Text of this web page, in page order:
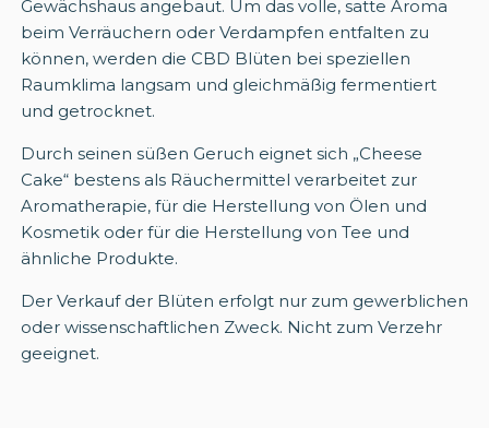
Gewächshaus angebaut. Um das volle, satte Aroma
beim Verräuchern oder Verdampfen entfalten zu
können, werden die CBD Blüten bei speziellen
Raumklima langsam und gleichmäßig fermentiert
und getrocknet.
Durch seinen süßen Geruch eignet sich „Cheese
Cake“ bestens als Räuchermittel verarbeitet zur
Aromatherapie, für die Herstellung von Ölen und
Kosmetik oder für die Herstellung von Tee und
ähnliche Produkte.
Der Verkauf der Blüten erfolgt nur zum gewerblichen
oder wissenschaftlichen Zweck. Nicht zum Verzehr
geeignet.